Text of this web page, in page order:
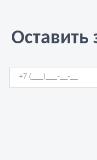
Оставить